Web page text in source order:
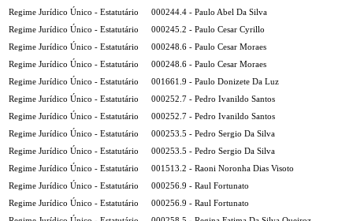
Regime Jurídico Único - Estatutário
000244.4 - Paulo Abel Da Silva
Regime Jurídico Único - Estatutário
000245.2 - Paulo Cesar Cyrillo
Regime Jurídico Único - Estatutário
000248.6 - Paulo Cesar Moraes
Regime Jurídico Único - Estatutário
000248.6 - Paulo Cesar Moraes
Regime Jurídico Único - Estatutário
001661.9 - Paulo Donizete Da Luz
Regime Jurídico Único - Estatutário
000252.7 - Pedro Ivanildo Santos
Regime Jurídico Único - Estatutário
000252.7 - Pedro Ivanildo Santos
Regime Jurídico Único - Estatutário
000253.5 - Pedro Sergio Da Silva
Regime Jurídico Único - Estatutário
000253.5 - Pedro Sergio Da Silva
Regime Jurídico Único - Estatutário
001513.2 - Raoni Noronha Dias Visoto
Regime Jurídico Único - Estatutário
000256.9 - Raul Fortunato
Regime Jurídico Único - Estatutário
000256.9 - Raul Fortunato